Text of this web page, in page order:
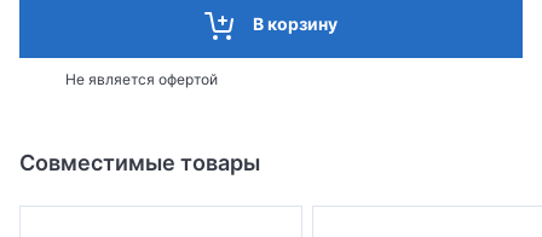
В корзину
Не является офертой
Совместимые товары